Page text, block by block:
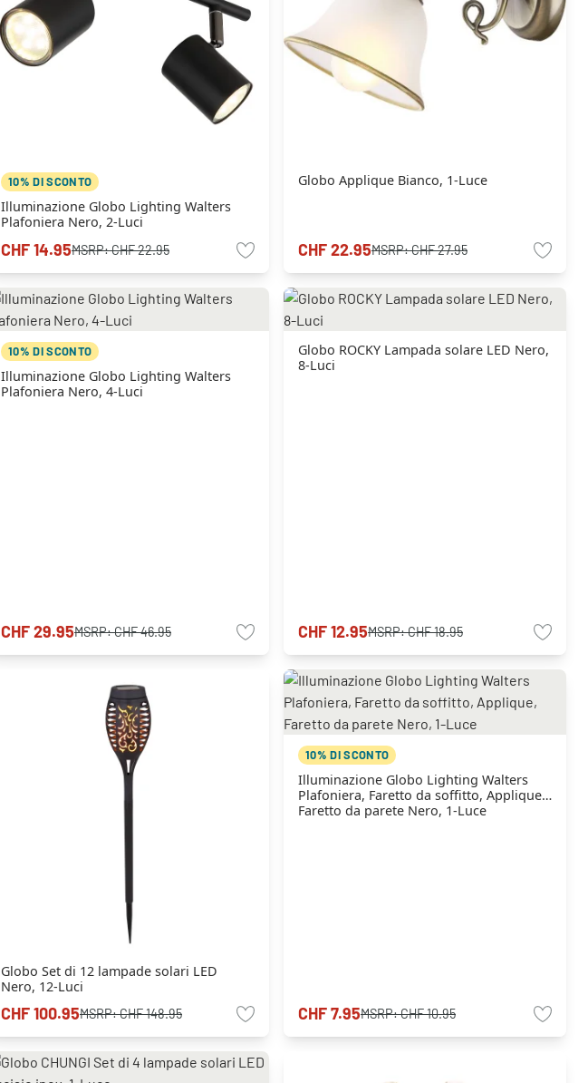
10% DI SCONTO
Illuminazione Globo Lighting Walters
Plafoniera Nero, 2-Luci
CHF 14.95MSRP:CHF 22.95
Globo Applique Bianco, 1-Luce
CHF 22.95MSRP:CHF 27.95
10% DI SCONTO
Illuminazione Globo Lighting Walters
Plafoniera Nero, 4-Luci
CHF 29.95MSRP:CHF 46.95
Globo ROCKY Lampada solare LED Nero,
8-Luci
CHF 12.95MSRP:CHF 18.95
Globo Set di 12 lampade solari LED
Nero, 12-Luci
CHF 100.95MSRP:CHF 148.95
10% DI SCONTO
Illuminazione Globo Lighting Walters
Plafoniera, Faretto da soffitto, Applique,
Faretto da parete Nero, 1-Luce
CHF 7.95MSRP:CHF 10.95